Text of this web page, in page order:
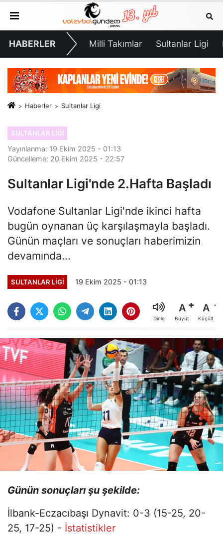
HABERLER Milli Takımlar Sultanlar Ligi
Haberler Sultanlar Ligi
SULTANLAR LIGI
Yayınlanma: 19 Ekim 2025 - 01:13
Güncelleme: 20 Ekim 2025 - 22:57
Sultanlar Ligi'nde 2.Hafta Başladı
Vodafone Sultanlar Ligi'nde ikinci hafta
bugün oynanan üç karşılaşmayla başladı.
Günün maçları ve sonuçları haberimizin
devamında...
SULTANLAR LIGI 19 Ekim 2025 - 01:13
Dinle
A
Büyüt
A
Küçült
Günün sonuçları şu şekilde:
İlbank-Eczacıbaşı Dynavit: 0-3 (15-25, 20-
25, 17-25) - İstatistikler